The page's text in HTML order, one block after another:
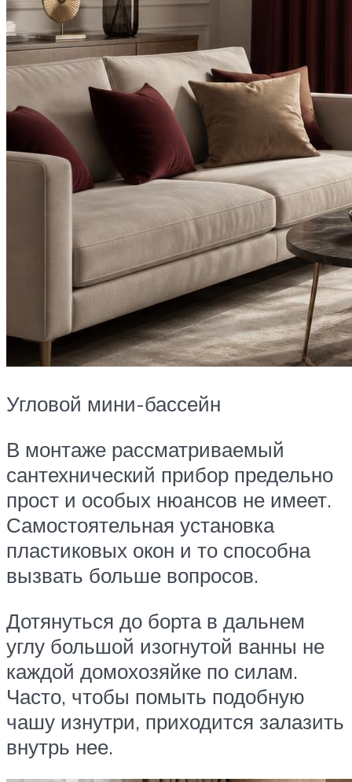
Угловой мини-бассейн
В монтаже рассматриваемый
сантехнический прибор предельно
прост и особых нюансов не имеет.
Самостоятельная установка
пластиковых окон и то способна
вызвать больше вопросов.
Дотянуться до борта в дальнем
углу большой изогнутой ванны не
каждой домохозяйке по силам.
Часто, чтобы помыть подобную
чашу изнутри, приходится залазить
внутрь нее.